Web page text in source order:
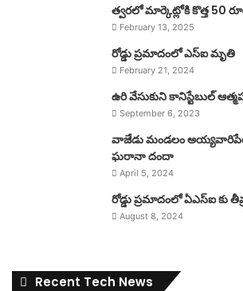
త్వరలో మార్కెట్లోకి కొత్త 50
February 13, 2025
రోడ్డు ప్రమాదంలో ఎస్ఐ మృతి
February 21, 2024
ఉరి వేసుకుని కానిస్టేబుల్
September 6, 2023
వాజేడు మండలం
ఘరానా దందా
April 5, 2024
రోడ్డు ప్రమాదంలో ఏఎస్ఐ కు
August 8, 2024
Recent Tech News